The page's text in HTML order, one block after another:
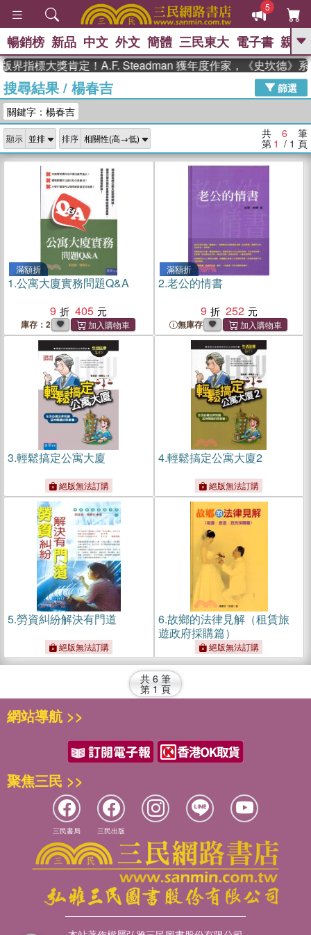
5
GO
高希均教授回憶錄
、 The Odyssey 、 父親節 、 花開錦
李登輝時代 、 數學女孩：黎曼猜想
、
如果歷史是一
群喵 、 臺灣漫遊錄
暢銷榜 新品 中文 外文 簡體 三民東大 電子書 親子
界指標大獎肯定！A.F. Steadman 獲年度作家，《史坎德》系
搜尋結果/ 楊春吉
篩選
關鍵字：楊春吉
顯示 排序 共 6 筆
第 1 / 1 頁
滿額折
1.公寓大廈實務問題Q&A
9
405
庫存：2
滿額折
2.老公的情書
9
252
無庫存
3.輕鬆搞定公寓大廈
絕版無法訂購
4.輕鬆搞定公寓大廈2
絕版無法訂購
5.勞資糾紛解決有門道
絕版無法訂購
6.故鄉的法律見解（租賃旅
遊政府採購篇）
絕版無法訂購
共 6 筆
第 1 頁
網站導航 >>
聚焦三民 >>
三民書局 三民出版